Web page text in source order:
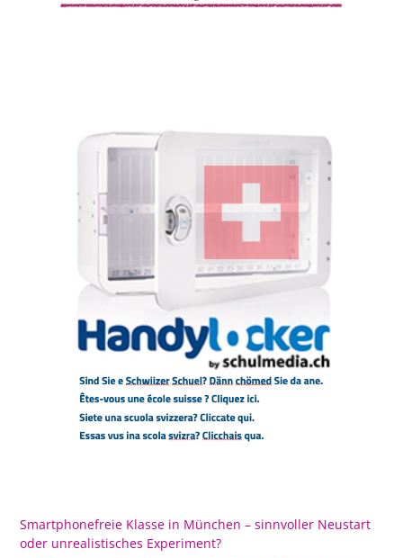
Smartphonefreie Klasse in München – sinnvoller Neustart
oder unrealistisches Experiment?